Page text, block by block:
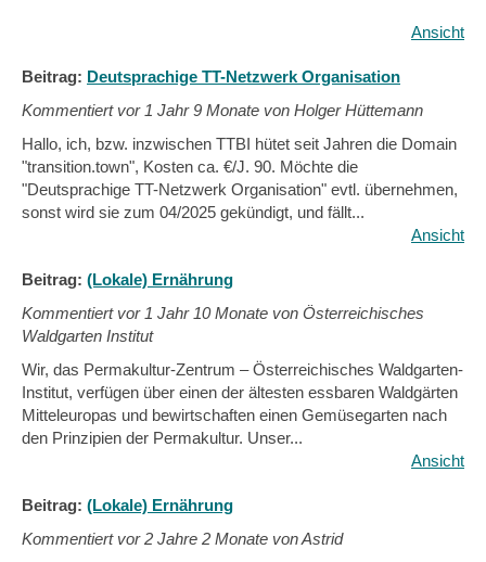
Ansicht
Beitrag: Deutsprachige TT-Netzwerk Organisation
Kommentiert vor 1 Jahr 9 Monate von Holger Hüttemann
Hallo, ich, bzw. inzwischen TTBI hütet seit Jahren die Domain
"transition.town", Kosten ca. €/J. 90. Möchte die
"Deutsprachige TT-Netzwerk Organisation" evtl. übernehmen,
sonst wird sie zum 04/2025 gekündigt, und fällt...
Ansicht
Beitrag: (Lokale) Ernährung
Kommentiert vor 1 Jahr 10 Monate von Österreichisches
Waldgarten Institut
Wir, das Permakultur-Zentrum – Österreichisches Waldgarten-
Institut, verfügen über einen der ältesten essbaren Waldgärten
Mitteleuropas und bewirtschaften einen Gemüsegarten nach
den Prinzipien der Permakultur. Unser...
Ansicht
Beitrag: (Lokale) Ernährung
Kommentiert vor2 Jahre 2 Monate von Astrid